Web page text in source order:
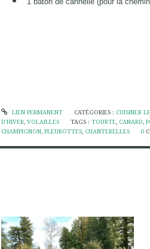
LIEN PERMANENT CATÉGORIES : CUISINER
D'HIVER, VOLAILLES TAGS :TOURTE, CANARD,
CHAMPIGNON, PLEUROTTES, CHANTERELLES 0